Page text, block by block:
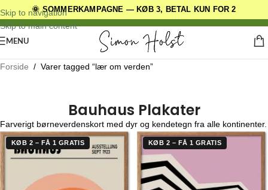
🌞 SOMMERKAMPAGNE — KØB 3, BETAL KUN FOR 2
Skip to navigation
Skip to main content
DANSKE ORIGINALE DESIGNS
MENU
Forside / Varer tagged “lær om verden”
Bauhaus Plakater
Farverigt børneverdenskort med dyr og kendetegn fra alle kontinenter.
KØB 2 – FÅ 1 GRATIS KØB 2 – FÅ 1 GRATIS